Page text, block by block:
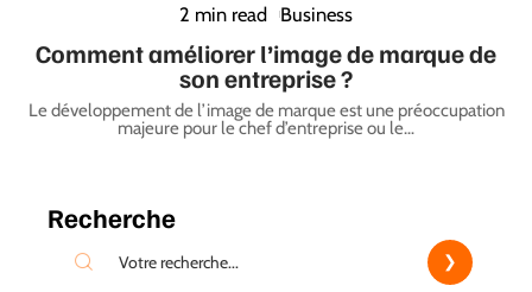
2 min read Business
Comment améliorer l’image de marque de
son entreprise ?
Le développement de l’image de marque est une préoccupation
majeure pour le chef d’entreprise ou le…
Recherche